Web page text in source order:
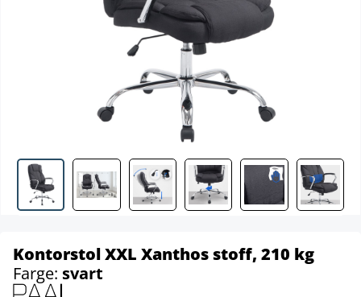
Kontorstol XXL Xanthos stoff, 210 kg
Farge: svart